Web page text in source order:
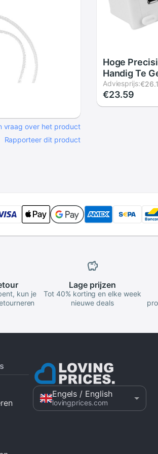
vraag over het product
Rapporteer dit product
Hoge
Handig Te
Motion Plus
Motionplus
Sensor
Adviesprijs:
€23.59
kun je
Lage prijzen
Tot 40% korting en elke week
nieuwe deals
Engels / English
lovingprices.com